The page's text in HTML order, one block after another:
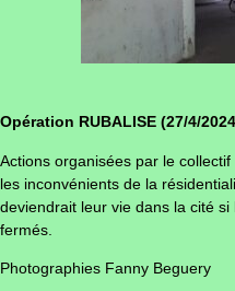
Opération RUBALISE (27/4/
Actions organisées par le
les inconvénients de la
deviendrait leur vie dans la cité
fermés.
Photographies Fanny Beguery